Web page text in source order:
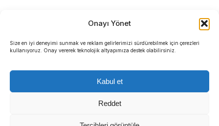
Onayı Yönet
Size en iyi deneyimi sunmak ve reklam gelirlerimizi sürdürebilmek için çerezleri
kullanıyoruz. Onay vererek teknolojik altyapımıza destek olabilirsiniz.
Kabul et
Reddet